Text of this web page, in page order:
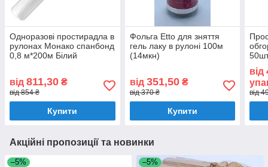
Одноразові простирадла в
рулонах Монако спанбонд
0,8 м*200м Білий
від 811,30 ₴
від 854 ₴
Купити
Фольга Etto для зняття
гель лаку в рулоні 100м
(14мкн)
від 351,50₴
від 370 ₴
Купити
від
від
Акційні пропозиції та новинки
–5% –5%